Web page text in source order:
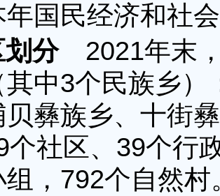
国民经济和社
分2021年末，
中3个民族乡
彝族乡、十街
个社区、39个行
，792个自然